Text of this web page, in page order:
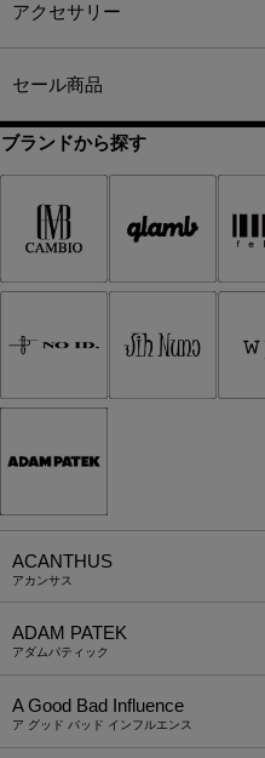
アクセサリー
セール商品
ブランドから探す
ACANTHUS
アカンサス
ADAM PATEK
アダムパティック
A Good Bad Influence
ア グッド バッド インフルエンス